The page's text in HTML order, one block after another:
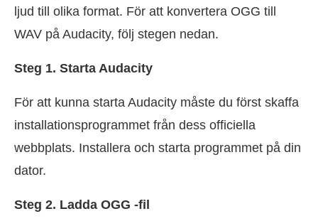
ljud till olika format. För att konvertera OGG till
WAV på Audacity, följ stegen nedan.
Steg 1. Starta Audacity
För att kunna starta Audacity måste du först skaffa
installationsprogrammet från dess officiella
webbplats. Installera och starta programmet på din
dator.
Steg 2. Ladda OGG -fil